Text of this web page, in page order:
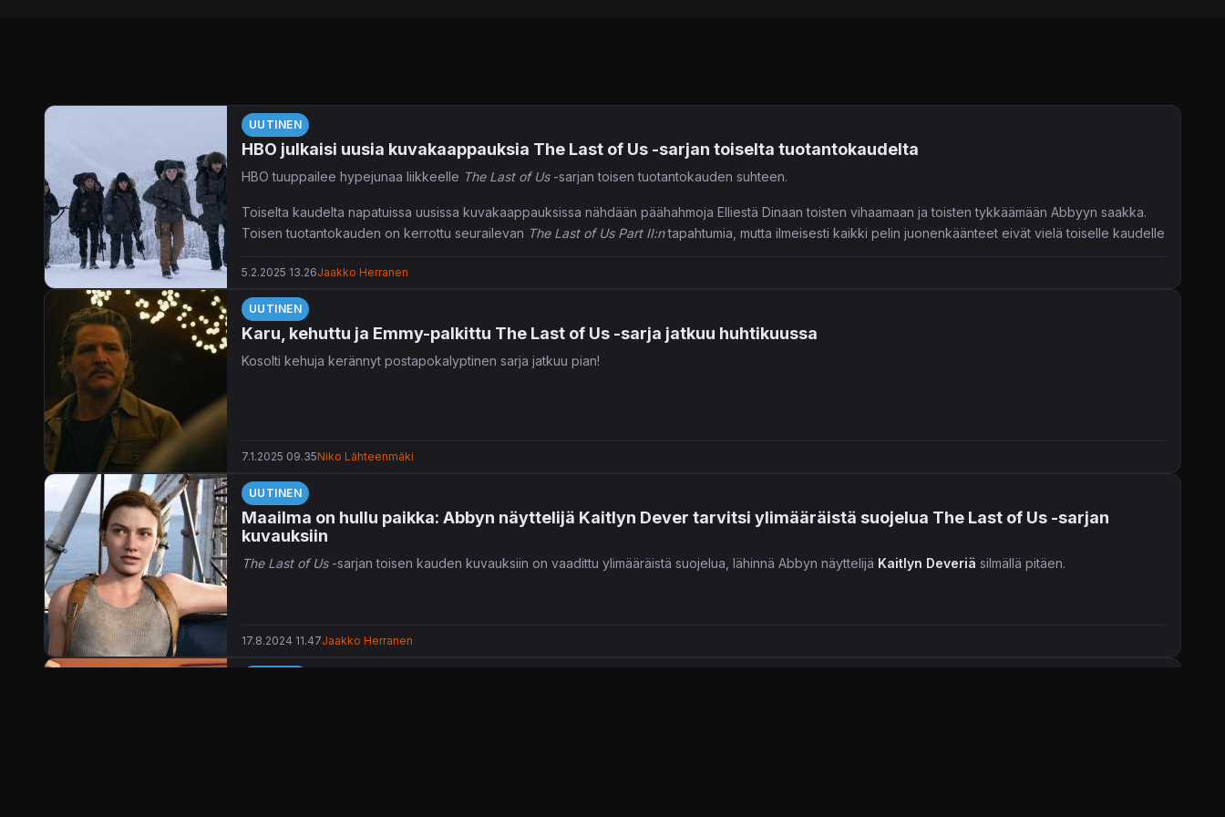
UUTINEN
HBO julkaisi uusia kuvakaappauksia The Last of Us -sarjan toiselta tuotantokaudelta
HBO tuuppailee hypejunaa liikkeelle The Last of Us-sarjan toisen tuotantokauden suhteen.
Toiselta kaudelta napatuissa uusissa kuvakaappauksissa nähdään päähahmoja Elliestä Dinaan toisten vihaamaan ja toisten tykkäämään Abbyyn saakka.
Toisen tuotantokauden on kerrottu seurailevan The Last of Us Part II:ntapahtumia, mutta ilmeisesti kaikki pelin juonenkäänteet eivät vielä toiselle kaudelle
5.2.2025 13.26Jaakko Herranen
UUTINEN
Karu, kehuttu ja Emmy-palkittu The Last of Us -sarja jatkuu huhtikuussa
Kosolti kehuja kerännyt postapokalyptinen sarja jatkuu pian!
7.1.2025 09.35Niko Lähteenmäki
UUTINEN
Maailma on hullu paikka: Abbyn näyttelijä Kaitlyn Dever tarvitsi ylimääräistä suojelua The Last of Us -sarjan
kuvauksiin
The Last of Us-sarjan toisen kauden kuvauksiin on vaadittu ylimääräistä suojelua, lähinnä Abbyn näyttelijä Kaitlyn Deveriä silmällä pitäen.
17.8.2024 11.47Jaakko Herranen